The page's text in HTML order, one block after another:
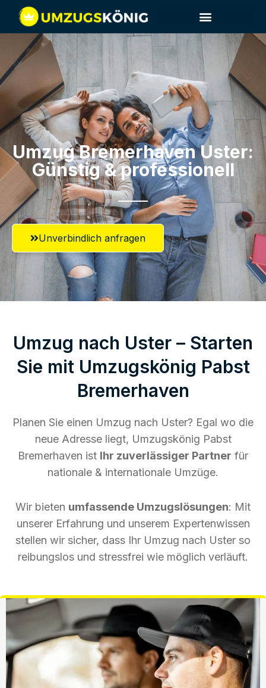
Umzug Bremerhaven​ Uster:
Günstig & professionell​
Unverbindlich anfragen
Umzug nach Uster – Starten
Sie mit Umzugskönig Pabst
Bremerhaven
Planen Sie einen Umzug nach Uster? Egal wo die
neue Adresse liegt, Umzugskönig Pabst
Bremerhaven ist Ihr zuverlässiger Partner für
nationale & internationale Umzüge.
Wir bieten umfassende Umzugslösungen: Mit
unserer Erfahrung und unserem Expertenwissen
stellen wir sicher, dass Ihr Umzug nach Uster so
reibungslos und stressfrei wie möglich verläuft.